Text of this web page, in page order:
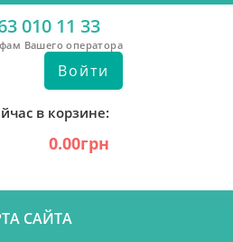
010 11 33
Вашего оператора
Войти
в корзине:
0.00грн
САЙТА